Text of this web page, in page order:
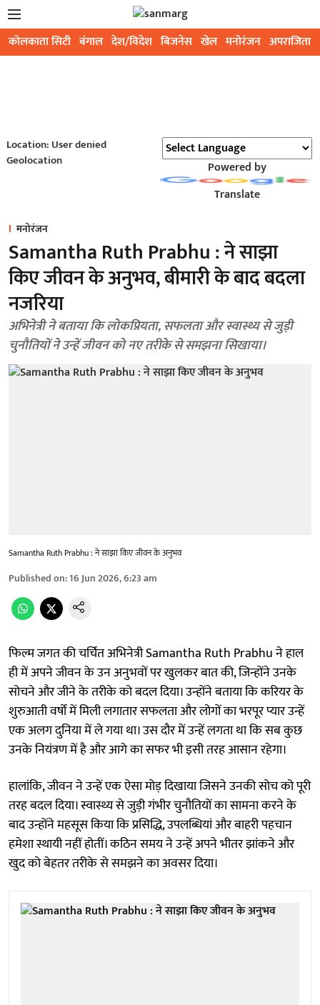
कोलकाता सिटी बंगाल देश/विदेश बिजनेस खेल मनोरंजन अपराजिता
Location: User denied
Geolocation
Powered by
Translate
मनोरंजन
Samantha Ruth Prabhu : ने साझा
किए जीवन के अनुभव, बीमारी के बाद बदला
नजरिया
अभिनेत्री ने बताया कि लोकप्रियता, सफलता और स्वास्थ्य से जुड़ी
चुनौतियों ने उन्हें जीवन को नए तरीके से समझना सिखाया।
Samantha Ruth Prabhu : ने साझा किए जीवन के अनुभव
Published on:16 Jun 2026, 6:23 am
फिल्म जगत की चर्चित अभिनेत्री Samantha Ruth Prabhu ने हाल
ही में अपने जीवन के उन अनुभवों पर खुलकर बात की, जिन्होंने उनके
सोचने और जीने के तरीके को बदल दिया। उन्होंने बताया कि करियर के
शुरुआती वर्षों में मिली लगातार सफलता और लोगों का भरपूर प्यार उन्हें
एक अलग दुनिया में ले गया था। उस दौर में उन्हें लगता था कि सब कुछ
उनके नियंत्रण में है और आगे का सफर भी इसी तरह आसान रहेगा।
हालांकि, जीवन ने उन्हें एक ऐसा मोड़ दिखाया जिसने उनकी सोच को पूरी
तरह बदल दिया। स्वास्थ्य से जुड़ी गंभीर चुनौतियों का सामना करने के
बाद उन्होंने महसूस किया कि प्रसिद्धि, उपलब्धियां और बाहरी पहचान
हमेशा स्थायी नहीं होतीं। कठिन समय ने उन्हें अपने भीतर झांकने और
खुद को बेहतर तरीके से समझने का अवसर दिया।